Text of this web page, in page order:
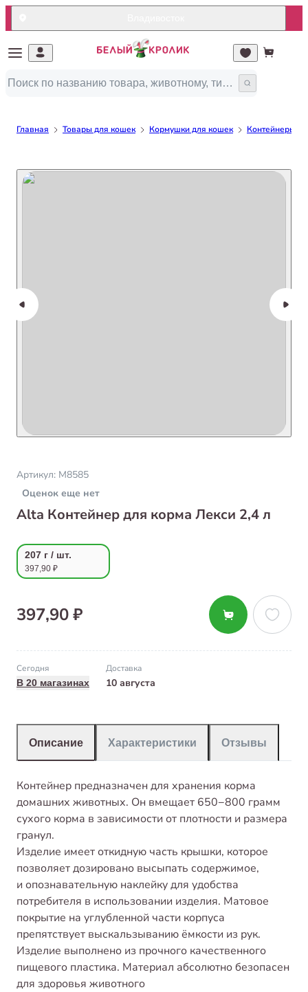
Главная Товары для кошек Кормушки для кошек Контейнеры
Артикул: М8585
Оценок еще нет
Alta Контейнер для корма Лекси 2,4 л
207 г / шт.
397,90 ₽
397,90 ₽
Сегодня
В 20 магазинах
Доставка
10 августа
Описание Характеристики Отзывы
Контейнер предназначен для хранения корма
домашних животных. Он вмещает 650−800 грамм
сухого корма в зависимости от плотности и размера
гранул.
Изделие имеет откидную часть крышки, которое
позволяет дозировано высыпать содержимое,
и опознавательную наклейку для удобства
потребителя в использовании изделия. Матовое
покрытие на углубленной части корпуса
препятствует выскальзыванию ёмкости из рук.
Изделие выполнено из прочного качественного
пищевого пластика. Материал абсолютно безопасен
для здоровья животного